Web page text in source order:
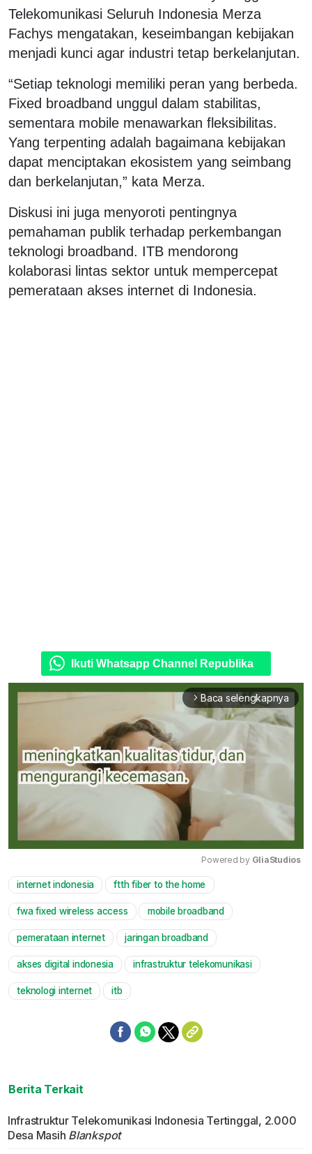
Telekomunikasi Seluruh Indonesia Merza
Fachys mengatakan, keseimbangan kebijakan
menjadi kunci agar industri tetap berkelanjutan.
“Setiap teknologi memiliki peran yang berbeda.
Fixed broadband unggul dalam stabilitas,
sementara mobile menawarkan fleksibilitas.
Yang terpenting adalah bagaimana kebijakan
dapat menciptakan ekosistem yang seimbang
dan berkelanjutan,” kata Merza.
Diskusi ini juga menyoroti pentingnya
pemahaman publik terhadap perkembangan
teknologi broadband. ITB mendorong
kolaborasi lintas sektor untuk mempercepat
pemerataan akses internet di Indonesia.
Ikuti Whatsapp Channel Republika
arrow_forward_ios Baca selengkapnya
Powered by GliaStudios
internet indonesia ftth fiber to the home
fwa fixed wireless access mobile broadband
pemerataan internet jaringan broadband
akses digital indonesia infrastruktur telekomunikasi
teknologi internet itb
Berita Terkait
Infrastruktur Telekomunikasi Indonesia Tertinggal, 2.000
Desa Masih Blankspot